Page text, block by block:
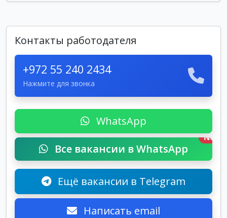
Контакты работодателя
+972 55 240 2434
Нажмите для звонка
WhatsApp
Все вакансии в WhatsApp
New
Ещё вакансии в Telegram
Написать email